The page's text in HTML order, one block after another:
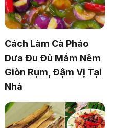
Cách Làm Cà Pháo
Dưa Đu Đủ Mắm Nêm
Giòn Rụm, Đậm Vị Tại
Nhà